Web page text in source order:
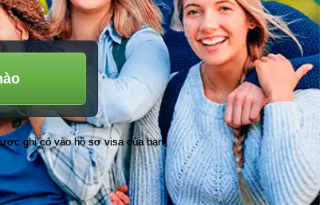
ghi có vào hồ sơ visa của bạn